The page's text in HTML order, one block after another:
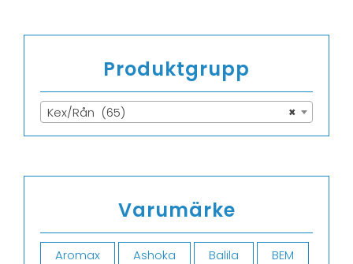
Produktgrupp
×
Kex/Rån (65)
Varumärke
Aromax Ashoka Balila
BEM